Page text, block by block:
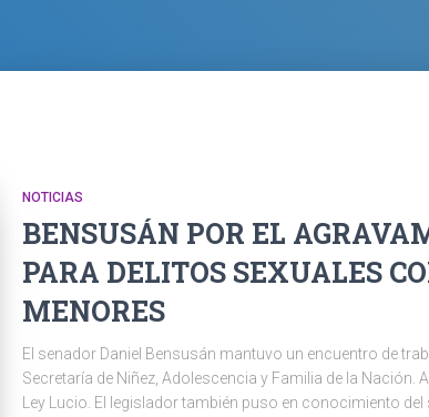
NOTICIAS
BENSUSÁN POR EL
PARA DELITOS SEXUALES
MENORES
El senador Daniel Bensusán mantuvo un encuentro de
Secretaría de Niñez, Adolescencia y Familia de la Nación.
Ley Lucio. El legislador también puso en conocimiento